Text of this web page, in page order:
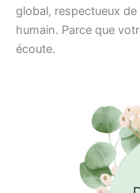
global, respectueux
humain. Parce que
écoute.